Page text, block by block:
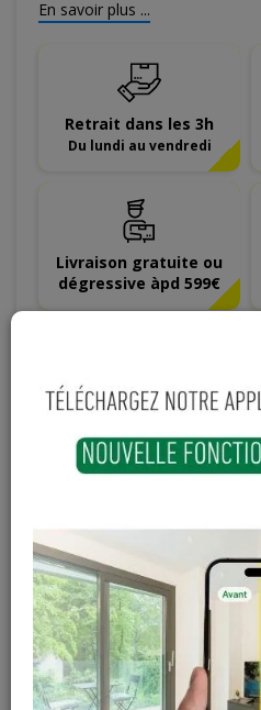
En savoir plus ...
Retrait dans les 3h
Du lundi au vendredi
Livraison gratuite ou
dégressive àpd 599€
4,25€
Sur commande
Magasin / Entrepôt
Gosselies